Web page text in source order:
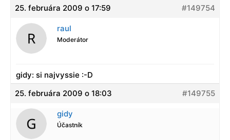
25. februára 2009 o 17:59 #149754
raul
Moderátor
gidy: si najvyssie :-D
25. februára 2009 o 18:03
#149755
gidy
Účastník